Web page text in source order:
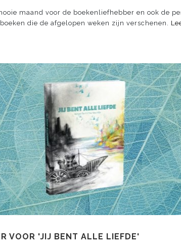
maand voor de boekenliefhebber en ook de
die de afgelopen weken zijn verschenen.
VOOR 'JIJ BENT ALLE LIEFDE'